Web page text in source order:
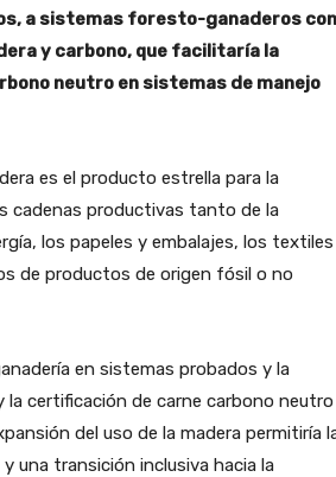
a sistemas foresto-ganaderos con
y carbono, que facilitaría la
neutro en sistemas de manejo
es el producto estrella para la
cadenas productivas tanto de la
los papeles y embalajes, los textiles
de productos de origen fósil o no
en sistemas probados y la
la certificación de carne carbono
del uso de la madera permitiría
una transición inclusiva hacia la